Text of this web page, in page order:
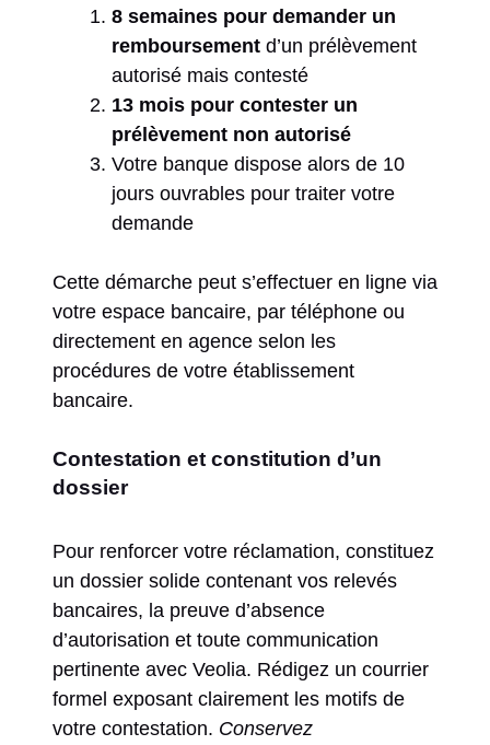
8 semaines pour demander un
remboursement d’un prélèvement
autorisé mais contesté
13 mois pour contester un
prélèvement non autorisé
Votre banque dispose alors de 10
jours ouvrables pour traiter votre
demande
Cette démarche peut s’effectuer en ligne via
votre espace bancaire, par téléphone ou
directement en agence selon les
procédures de votre établissement
bancaire.
Contestation et constitution d’un
dossier
Pour renforcer votre réclamation, constituez
un dossier solide contenant vos relevés
bancaires, la preuve d’absence
d’autorisation et toute communication
pertinente avec Veolia. Rédigez un courrier
formel exposant clairement les motifs de
votre contestation. Conservez